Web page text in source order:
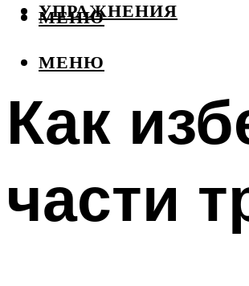
УПРАЖНЕНИЯ
МЕНЮ
МЕНЮ
Как
части